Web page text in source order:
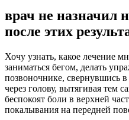
врач не назначил
после этих
Хочу узнать, какое лечение
заниматься бегом, делать
позвоночнике, свернувшись
через голову, вытягивая тем
беспокоят боли в верхней
покалывания на передней